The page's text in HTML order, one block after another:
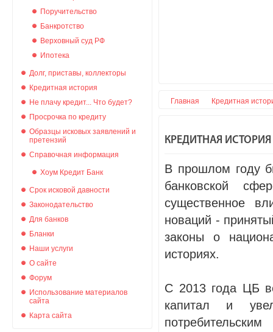
Поручительство
Банкротство
Верховный суд РФ
Ипотека
Долг, приставы, коллекторы
Кредитная история
Не плачу кредит... Что будет?
Просрочка по кредиту
Образцы исковых заявлений и
претензий
Справочная информация
Хоум Кредит Банк
Срок исковой давности
Законодательство
Для банков
Бланки
Наши услуги
О сайте
Форум
Использование материалов
сайта
Карта сайта
Главная Кредитная
КРЕДИТНАЯ
В прошлом году
банковской
существенное
новаций -
законы о
историях.
С 2013 года ЦБ
капитал и